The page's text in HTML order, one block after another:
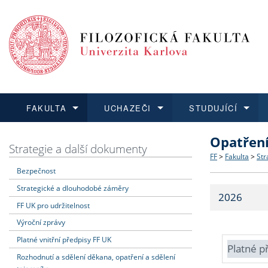
FAKULTA
Dozvědět se více
Struktura
Strategie
Fakultní
UCHAZEČI
Podat přihlášku
Co
Učitelské
STUDUJÍCÍ
Dozvědět se více
Dozvědět se více
O vědě a
Dozvědět se více
Aktuální
Strategie a další dokumenty
Bezpečnost
Strategické a dlouhodobé záměry
FF UK pro udržitelnost
Výroční zprávy
Platné vnitřní předpisy FF UK
Rozhodnutí a sdělení děkana, opatření a sdělení
FF > Fakulta >
2026
Platné